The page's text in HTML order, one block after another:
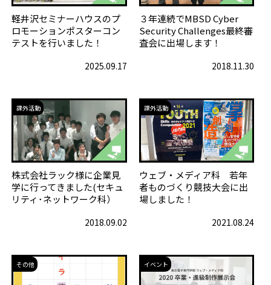
軽井沢セミナーハウスのプ
ロモーションポスターコン
テストを行いました！
2025.09.17
３年連続でMBSD Cyber
Security Challenges最終審
査会に出場します！
2018.11.30
課外活動
株式会社ラック様に企業見
学に行ってきました(セキュ
リティ･ネットワーク科）
2018.09.02
課外活動
ウェブ・メディア科 若年
者ものづくり競技大会に出
場しました！
2021.08.24
その他 イベント